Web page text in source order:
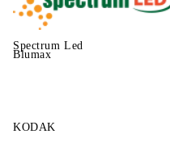
Spectrum Led
Blumax
KODAK